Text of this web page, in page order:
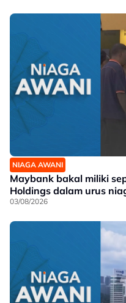
NIAGA AWANI
Maybank bakal miliki
Holdings dalam urus
03/08/2026